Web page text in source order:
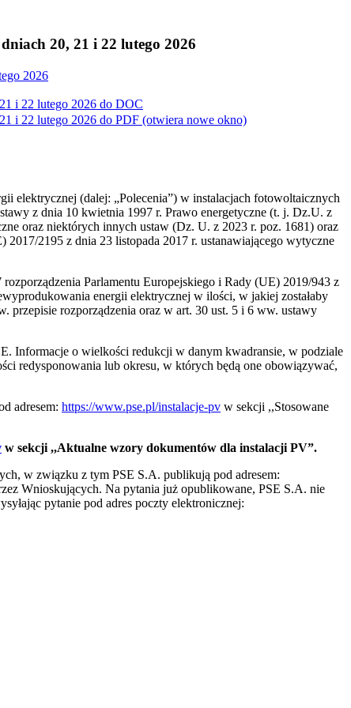
20, 21 i 22 lutego 2026
2026
i 22 lutego 2026 do DOC
i 22 lutego 2026 do PDF (otwiera nowe okno)
elektrycznej (dalej: „Polecenia”) w instalacjach fotowoltaicznych
z dnia 10 kwietnia 1997 r. Prawo energetyczne (t. j. Dz.U. z
oraz niektórych innych ustaw (Dz. U. z 2023 r. poz. 1681) oraz
2195 z dnia 23 listopada 2017 r. ustanawiającego wytyczne
Parlamentu Europejskiego i Rady (UE) 2019/943 z
energii elektrycznej w ilości, w jakiej zostałaby
przepisie rozporządzenia oraz w art. 30 ust. 5 i 6 ww. ustawy
Informacje o wielkości redukcji w danym kwadransie, w podziale
redysponowania lub okresu, w których będą one obowiązywać,
adresem: https://www.pse.pl/instalacje-pv w sekcji ,,Stosowane
w sekcji ,,Aktualne wzory dokumentów dla instalacji PV”.
w związku z tym PSE S.A. publikują pod adresem:
Wnioskujących. Na pytania już opublikowane, PSE S.A. nie
pytanie pod adres poczty elektronicznej: